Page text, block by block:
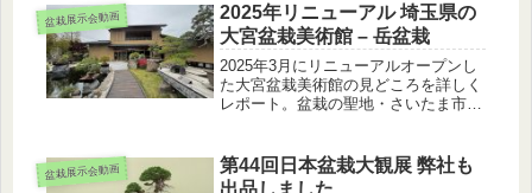
盆栽展示会動画
2025年リニューアル 埼玉県の
大宮盆栽美術館 – 岳盆栽
2025年3月にリニューアルオープンし
た大宮盆栽美術館の見どころを詳しく
レポート。盆栽の聖地・さいたま市で
盆栽展示会動画
第44回日本盆栽大観展 弊社も
出品しました